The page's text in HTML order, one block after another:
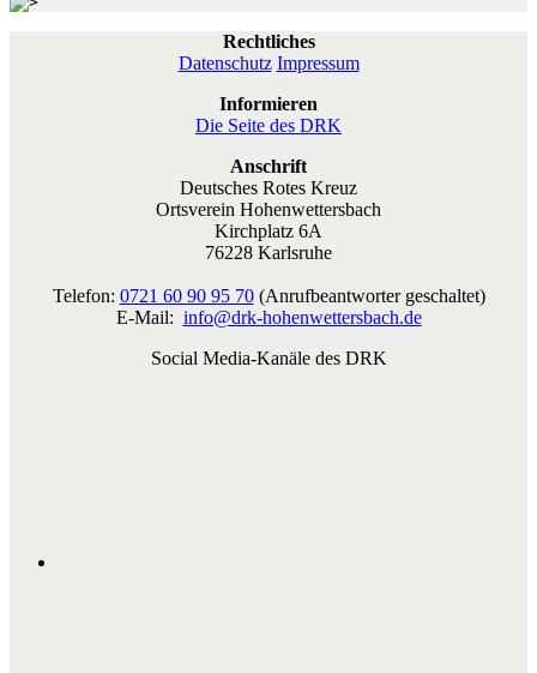
Rechtliches
Datenschutz Impressum
Informieren
Die Seite des DRK
Anschrift
Deutsches Rotes Kreuz
Ortsverein Hohenwettersbach
Kirchplatz 6A
76228 Karlsruhe
Telefon: 0721 60 90 95 70(Anrufbeantworter geschaltet)
E-Mail: info@drk-hohenwettersbach.de
Social Media-Kanäle des DRK